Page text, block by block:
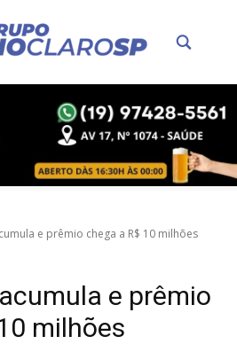
e prêmio chega a R$ 10 milhões
e prêmio
milhões